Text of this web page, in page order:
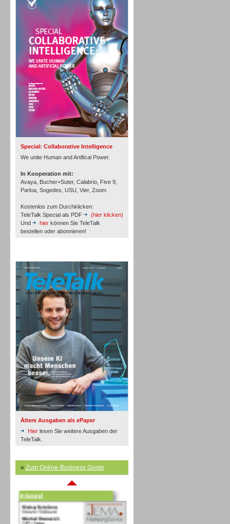
Special: Collaborative Intelligence
We unite Human and Artifical Power.
In Kooperation mit:
Avaya, Bucher+Suter, Calabrio, Five 9,
Parloa, Sogedes, USU, Vier, Zoom
Kostenlos zum Durchklicken:
TeleTalk Special als PDF
(hier klicken)
Und
hier können Sie TeleTalk
bestellen oder abonnieren!
Ältere Ausgaben als ePaper
Hier lesen Sie weitere Ausgaben der
TeleTalk.
» Zum Online-Business Guide
Personal
Inbound
Inbound
Inbound